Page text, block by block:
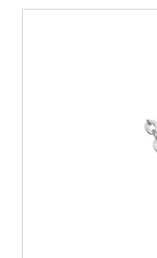
V